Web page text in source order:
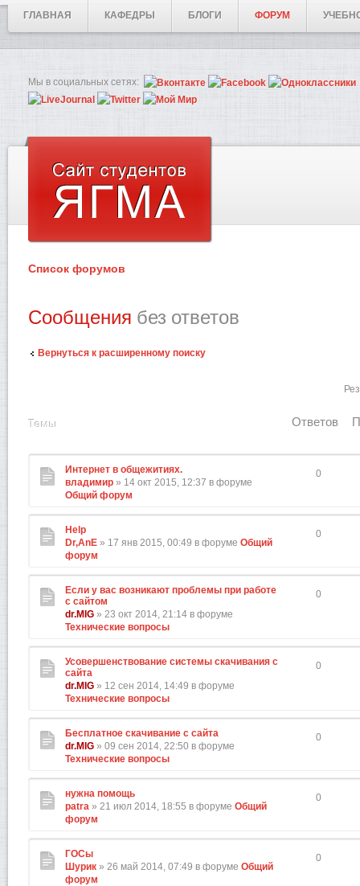
ГЛАВНАЯ КАФЕДРЫ БЛОГИ ФОРУМ
Мы в социальных сетях:
Список форумов
Сообщения без ответов
Вернуться к расширенному поиску
Темы Ответов
Интернет в общежитиях.
владимир » 14 окт 2015, 12:37 в форуме
Общий форум
0
Help
Dr,AnE » 17 янв 2015, 00:49 в форуме Общий
форум
0
Если у вас возникают проблемы при работе
с сайтом
dr.MIG » 23 окт 2014, 21:14 в форуме
Технические вопросы
0
Усовершенствование системы скачивания с
сайта
dr.MIG » 12 сен 2014, 14:49 в форуме
Технические вопросы
0
Бесплатное скачивание с сайта
dr.MIG » 09 сен 2014, 22:50 в форуме
Технические вопросы
0
нужна помощь
patra » 21 июл 2014, 18:55 в форуме Общий
форум
0
ГОСы
Шурик » 26 май 2014, 07:49 в форуме Общий
форум
0